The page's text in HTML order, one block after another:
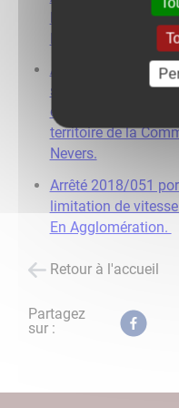
limitation de
En Agglomération.
Arrêté 2019/052
stationnement des
en dehors des
territoire de la
Nevers.
Arrêté 2018/051
limitation de
En Agglomération.
Retour à l'accueil
Partagez
sur :